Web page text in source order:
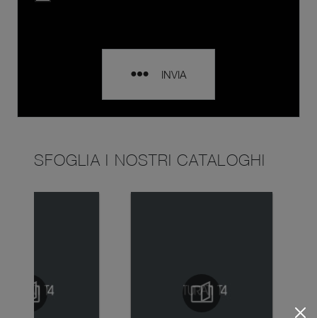
INVIA
SFOGLIA I NOSTRI CATALOGHI